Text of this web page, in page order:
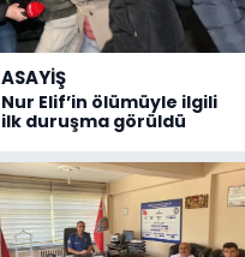
ASAYİŞ
Nur Elif’in ölümüyle ilgili
ilk duruşma görüldü